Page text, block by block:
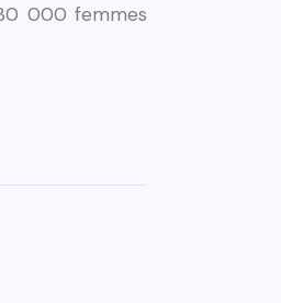
000 femmes